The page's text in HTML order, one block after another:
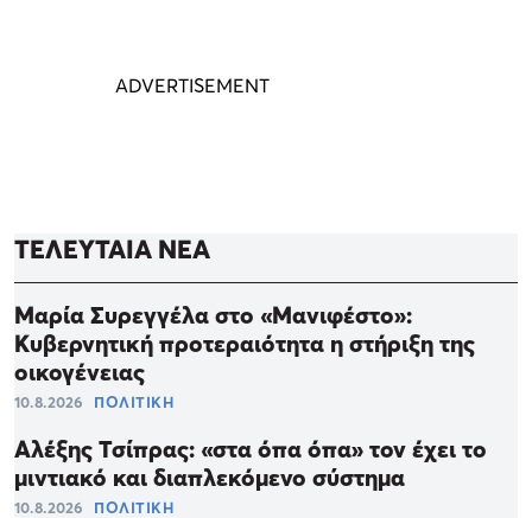
ΤΕΛΕΥΤΑΙΑ ΝΕΑ
Μαρία Συρεγγέλα στο «Μανιφέστο»:
Κυβερνητική προτεραιότητα η στήριξη της
οικογένειας
10.8.2026 ΠΟΛΙΤΙΚΗ
Αλέξης Τσίπρας: «στα όπα όπα» τον έχει το
μιντιακό και διαπλεκόμενο σύστημα
10.8.2026 ΠΟΛΙΤΙΚΗ